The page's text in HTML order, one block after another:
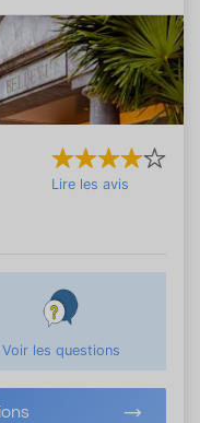
Lire les avis
Voir les questions